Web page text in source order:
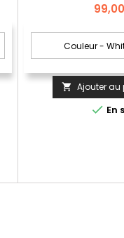
Prix
 Ajouter au
 En